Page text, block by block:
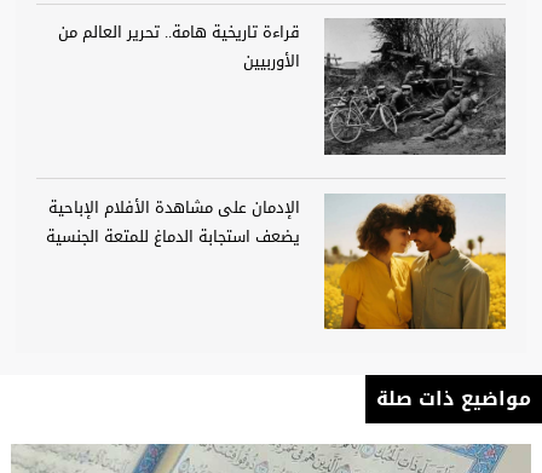
قراءة تاريخية هامة.. تحرير العالم من
الأوربيين
الإدمان على مشاهدة الأفلام الإباحية
يضعف استجابة الدماغ للمتعة الجنسية
مواضيع ذات صلة